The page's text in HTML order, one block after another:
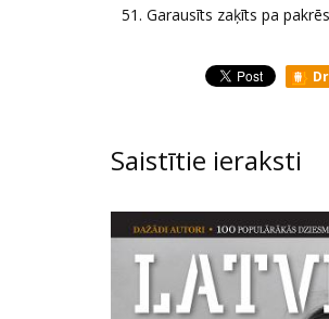
51. Garausīts zaķīts pa
Saistītie ieraksti